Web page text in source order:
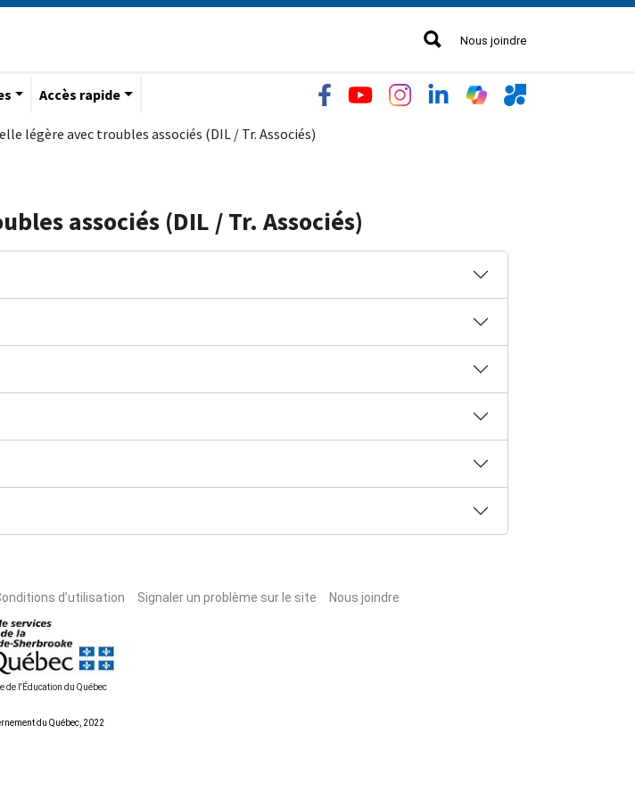
Nous joindre
Accès rapide
légère avec troubles associés (DIL / Tr. Associés)
associés (DIL / Tr. Associés)
d’utilisation Signaler un problème sur le site Nous joindre
de l'Éducation du Québec
du Québec, 2022